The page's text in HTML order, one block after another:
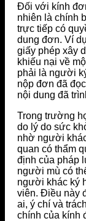
Đối với kính
nhiên là chính
trực tiếp có
dung đơn. Ví
giấy phép xây
khiếu nại về
phải là người
nộp đơn đã
nội dung đã
Trong trường
do lý do sức
nhờ người
quan có thẩm
định của pháp
người mù có
người khác ký
viên. Điều này
ai, ý chí và
chính của kính